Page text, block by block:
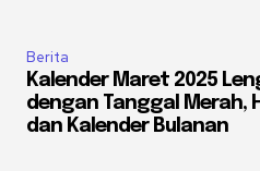
Berita
Kalender Maret 2025
dengan Tanggal Merah,
dan Kalender Bulanan